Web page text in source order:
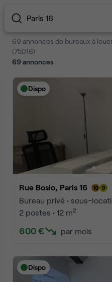
Paris 16
69 annonces de bureaux à
(75016)
69 annonces
Dispo
Rue Bosio, Paris 16
Bureau privé • sous-
2 postes • 12 m2
600 € par mois
Dispo